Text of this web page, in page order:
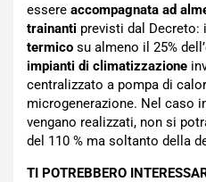
essere accompagnata ad
trainanti previsti dal Decreto:
termico su almeno il 25%
impianti di climatizzazione
centralizzato a pompa di
microgenerazione. Nel caso
vengano realizzati, non si
del 110 % ma soltanto della
TI POTREBBERO